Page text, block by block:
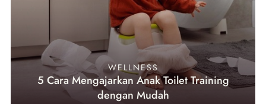
WELLNESS
5 Cara Mengajarkan Anak Toilet Training
dengan Mudah